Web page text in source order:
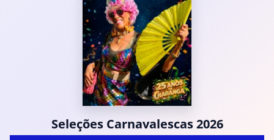
Seleções Carnavalescas 2026